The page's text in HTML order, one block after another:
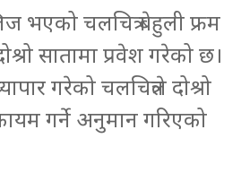
भएको चलचित्र बेहुली फ्रम
सातामा प्रवेश गरेको छ।
गरेको चलचित्रले दोश्रो
गर्ने अनुमान गरिएको